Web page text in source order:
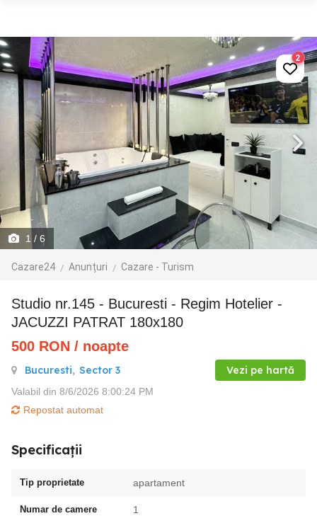
1 / 6
Cazare24 Anunțuri Cazare - Turism
2
Studio nr.145 - Bucuresti - Regim Hotelier -
JACUZZI PATRAT 180x180
500 RON / noapte
Bucuresti, Sector 3 Vezi pe hartă
Valabil din 8/6/2026 8:00:24 PM
Repostat automat
Specificații
Tip proprietate apartament
Numar de camere 1